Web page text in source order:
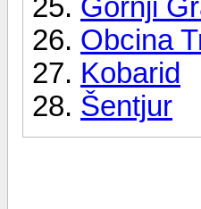
Gornji
Obcina
Kobarid
Šentjur